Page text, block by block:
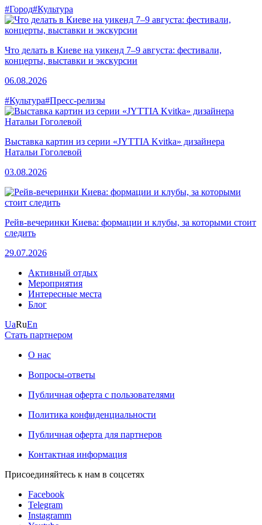
#Город#Культура
Что делать в Киеве на уикенд 7–9 августа: фестивали,
концерты, выставки и экскурсии
06.08.2026
#Культура#Пресс-релизы
Выставка картин из серии «JYTTIA Kvitka» дизайнера
Натальи Гоголевой
03.08.2026
Рейв-вечеринки Киева: формации и клубы, за которыми стоит
следить
29.07.2026
Активный отдых
Мероприятия
Интересные места
Блог
UaRuEn
Стать партнером
О нас
Вопросы-ответы
Публичная оферта с пользователями
Политика конфиденциальности
Публичная оферта для партнеров
Контактная информация
Присоединяйтесь к нам в соцсетях
Facebook
Telegram
Instagramm